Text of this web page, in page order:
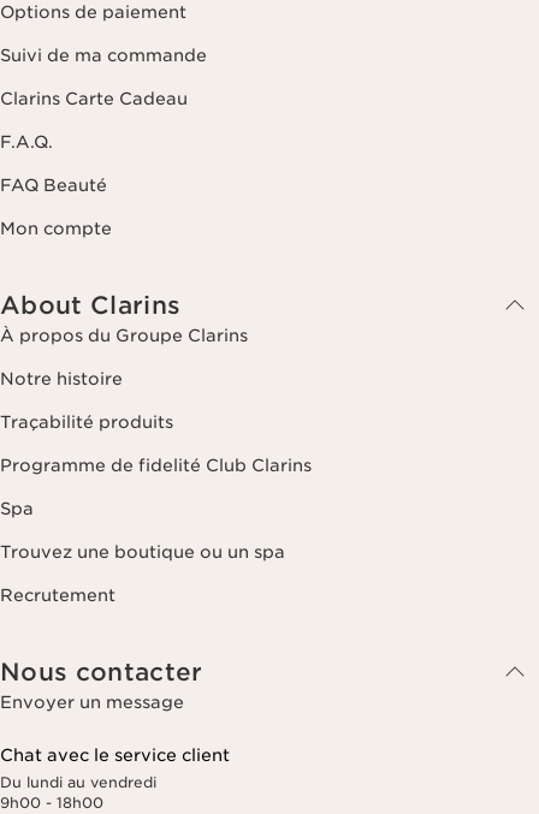
Options de paiement
Suivi de ma commande
Clarins Carte Cadeau
F.A.Q.
FAQ Beauté
Mon compte
About Clarins
À propos du Groupe Clarins
Notre histoire
Traçabilité produits
Programme de fidelité Club Clarins
Spa
Trouvez une boutique ou un spa
Recrutement
Nous contacter
Envoyer un message
Chat avec le service client
Du lundi au vendredi
9h00 - 18h00